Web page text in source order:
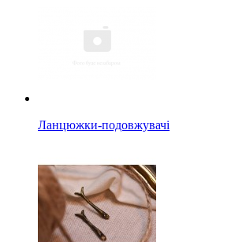
Ланцюжки-подовжувачі